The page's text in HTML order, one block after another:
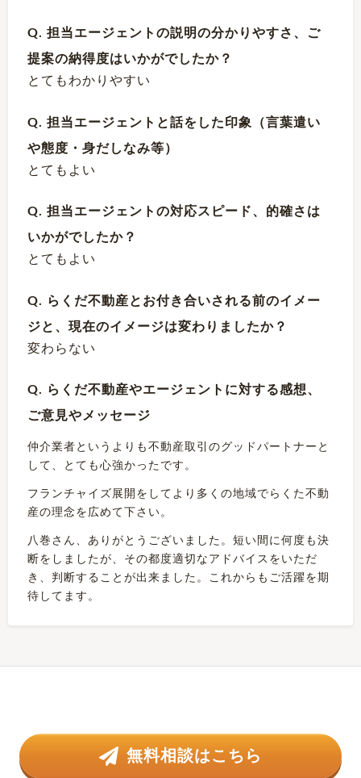
Q. 担当エージェントの説明の分かりやすさ、ご
提案の納得度はいかがでしたか？
とてもわかりやすい
Q. 担当エージェントと話をした印象（言葉遣い
や態度・身だしなみ等）
とてもよい
Q. 担当エージェントの対応スピード、的確さは
いかがでしたか？
とてもよい
Q. らくだ不動産とお付き合いされる前のイメー
ジと、現在のイメージは変わりましたか？
変わらない
Q. らくだ不動産やエージェントに対する感想、
ご意見やメッセージ
仲介業者というよりも不動産取引のグッドパートナーと
して、とても心強かったです。
フランチャイズ展開をしてより多くの地域でらくた不動
産の理念を広めて下さい。
八巻さん、ありがとうございました。短い間に何度も決
断をしましたが、その都度適切なアドバイスをいただ
き、判断することが出来ました。これからもご活躍を期
待してます。
無料相談はこちら